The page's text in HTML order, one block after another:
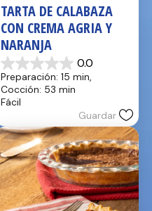
TARTA DE CALABAZA
CON CREMA AGRIA Y
NARANJA
0.0
0.0
de
5
estrellas.
Preparación: 15 min,
Cocción: 53 min
Fácil
Guardar